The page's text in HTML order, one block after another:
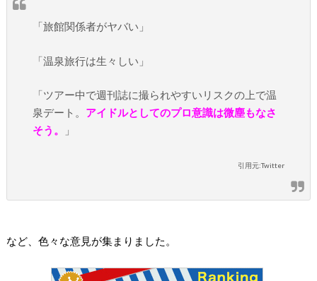
「旅館関係者がヤバい」
「温泉旅行は生々しい」
「ツアー中で週刊誌に撮られやすいリスクの上で温
泉デート。 アイドルとしてのプロ意識は微塵もなさ
そう。
」
引用元:Twitter
など、色々な意見が集まりました。